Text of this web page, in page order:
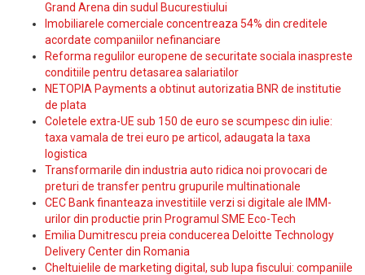
Grand Arena din sudul Bucurestiului
Imobiliarele comerciale concentreaza 54% din creditele
acordate companiilor nefinanciare
Reforma regulilor europene de securitate sociala inaspreste
conditiile pentru detasarea salariatilor
NETOPIA Payments a obtinut autorizatia BNR de institutie
de plata
Coletele extra-UE sub 150 de euro se scumpesc din iulie:
taxa vamala de trei euro pe articol, adaugata la taxa
logistica
Transformarile din industria auto ridica noi provocari de
preturi de transfer pentru grupurile multinationale
CEC Bank finanteaza investitiile verzi si digitale ale IMM-
urilor din productie prin Programul SME Eco-Tech
Emilia Dumitrescu preia conducerea Deloitte Technology
Delivery Center din Romania
Cheltuielile de marketing digital, sub lupa fiscului: companiile